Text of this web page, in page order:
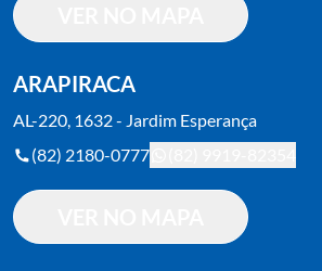
ARAPIRACA
AL-220, 1632 - Jardim Esperança
(82) 2180-0777